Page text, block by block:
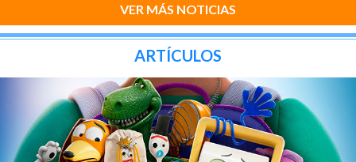
VER MÁS NOTICIAS
ARTÍCULOS